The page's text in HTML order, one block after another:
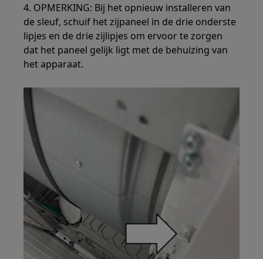
4. OPMERKING: Bij het opnieuw installeren van
de sleuf, schuif het zijpaneel in de drie onderste
lipjes en de drie zijlipjes om ervoor te zorgen
dat het paneel gelijk ligt met de behuizing van
het apparaat.